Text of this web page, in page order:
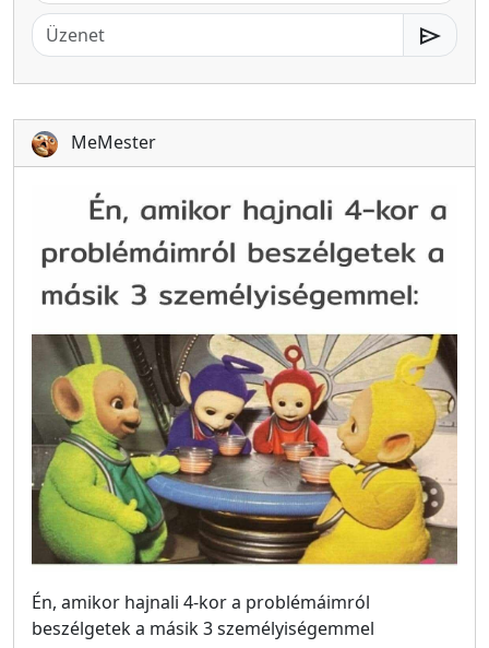
send
MeMester
Én, amikor hajnali 4-kor a problémáimról
beszélgetek a másik 3 személyiségemmel